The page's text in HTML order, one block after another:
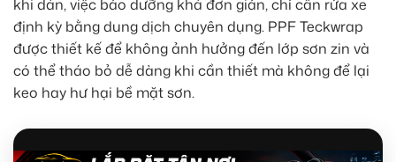
khi dán, việc bảo dưỡng khá đơn giản, chỉ cần rửa xe
định kỳ bằng dung dịch chuyên dụng. PPF Teckwrap
được thiết kế để không ảnh hưởng đến lớp sơn zin và
có thể tháo bỏ dễ dàng khi cần thiết mà không để lại
keo hay hư hại bề mặt sơn.